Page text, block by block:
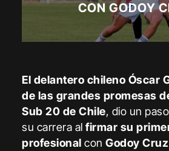
CON GODOY
El delantero chileno Óscar
de las grandes promesas
Sub 20 de Chile, dio un
su carrera alfirmar su
profesional conGodoy